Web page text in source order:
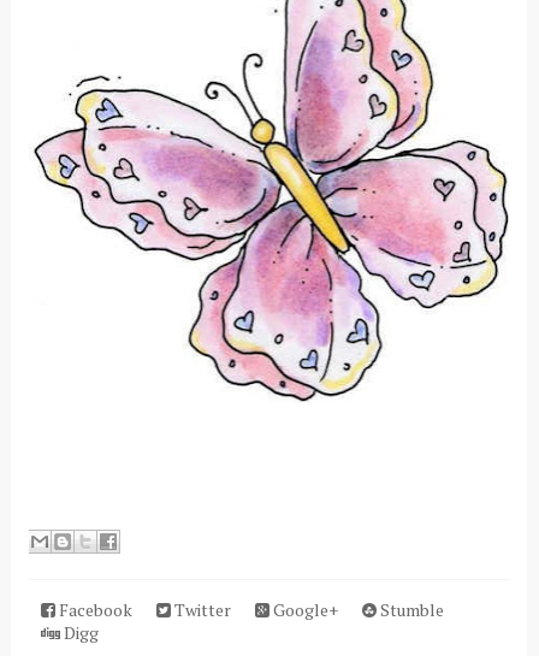
Facebook Twitter Google+
Stumble
Digg